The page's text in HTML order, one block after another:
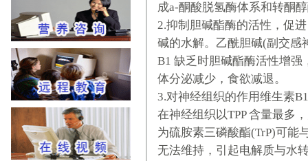
成а-酮酸脱氢酶体系和转酮
2.抑制胆碱酯酶的活性，促
碱的水解。乙酰胆碱(副交感
B1 缺乏时胆碱酯酶活性增
体分泌减少，食欲减退。
3.对神经组织的作用维生素
在神经组织以TPP 含量最多
为硫胺素三磷酸酯(TrP)可能
无法维持，引起电解质与水